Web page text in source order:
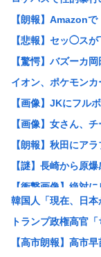
【朗報】Amazon
【悲報】セッ◯ス
【驚愕】バズーカ
イオン、ポケモン
【画像】JKにフル
【画像】女さん、
【朗報】秋田にア
【謎】長崎から原
【衝撃画像】絶対
【消費税率1％】
ワイ「どう見ても
元ジャンポケ斉藤
韓国人「現在、日
トランプ政権高官
【高市朗報】高市